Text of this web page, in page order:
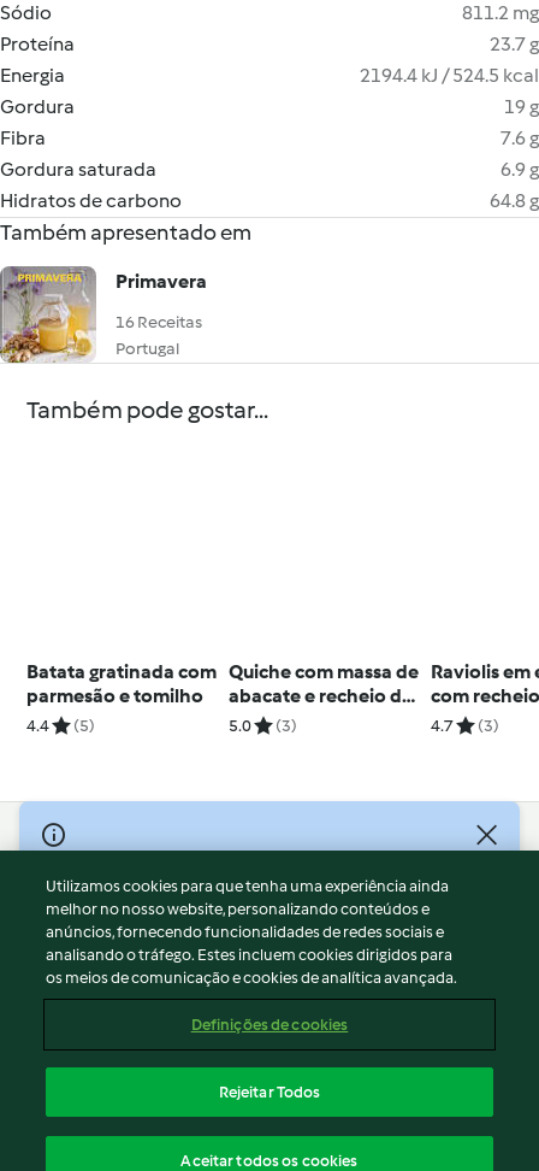
Sódio
811.2 mg
Proteína
23.7 g
Energia
2194.4 kJ / 524.5 kcal
Gordura
19 g
Fibra
7.6 g
Gordura saturada
6.9 g
Hidratos de carbono
64.8 g
Também apresentado em
Primavera
16 Receitas
Portugal
Também pode gostar...
Batata gratinada com
parmesão e tomilho
4.4 (5)
Quiche com massa de
abacate e recheio de
ervilhas - TM5
5.0 (3)
Raviolis em
com
molho de
4.7 (3)
© Copyright 2026
Termos de Utilização
Aviso sobre Proteção de Dados
Aviso
Apoio legal
Conteúdo do relatório
Declaração de acessibilidade
Utilizamos cookies para que tenha uma experiência ainda
melhor no nosso website, personalizando conteúdos e
anúncios, fornecendo funcionalidades de redes sociais e
analisando o tráfego. Estes incluem cookies dirigidos para
os meios de comunicação e cookies de analítica avançada.
Definições de cookies
Rejeitar Todos
Aceitar todos os cookies